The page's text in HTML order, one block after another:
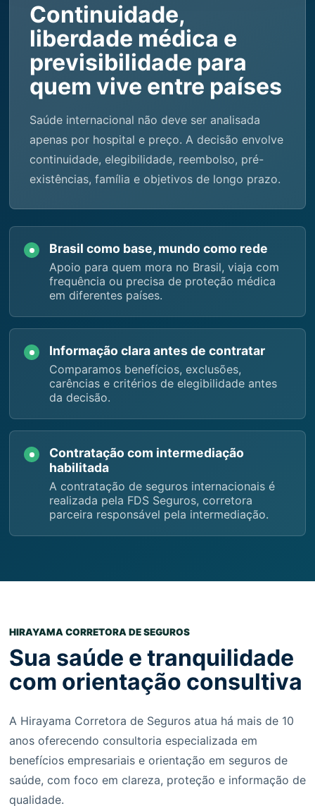
Continuidade,
liberdade médica e
previsibilidade para
quem vive entre países
Saúde internacional não deve ser analisada
apenas por hospital e preço. A decisão envolve
continuidade, elegibilidade, reembolso, pré-
existências, família e objetivos de longo prazo.
Brasil como base, mundo como rede
Apoio para quem mora no Brasil, viaja com
frequência ou precisa de proteção médica
em diferentes países.
Informação clara antes de contratar
Comparamos benefícios, exclusões,
carências e critérios de elegibilidade antes
da decisão.
Contratação com intermediação
habilitada
A contratação de seguros internacionais é
realizada pela FDS Seguros, corretora
parceira responsável pela intermediação.
HIRAYAMA CORRETORA DE SEGUROS
Sua saúde e tranquilidade
com orientação consultiva
A Hirayama Corretora de Seguros atua há mais de 10
anos oferecendo consultoria especializada em
benefícios empresariais e orientação em seguros de
saúde, com foco em clareza, proteção e informação de
qualidade.